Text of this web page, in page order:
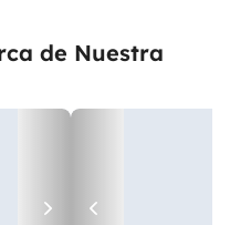
de Nuestra